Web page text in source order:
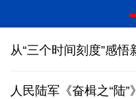
从“三个时间刻度”感悟
人民陆军《奋楫之“陆